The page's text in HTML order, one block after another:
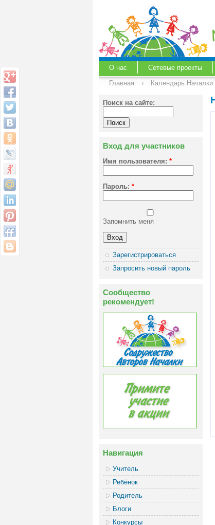
О нас Сетевые проекты
Главная
› Календарь Началки
Поиск на сайте:
Вход для участников
Имя пользователя: *
Пароль: *
Запомнить меня
Зарегистрироваться
Запросить новый пароль
Сообщество
рекомендует!
Навигация
Учитель
Ребёнок
Родитель
Блоги
Конкурсы